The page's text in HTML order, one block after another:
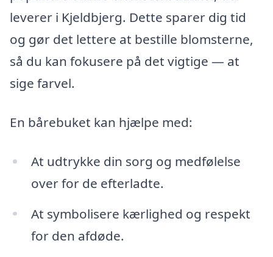
leverer i Kjeldbjerg. Dette sparer dig tid
og gør det lettere at bestille blomsterne,
så du kan fokusere på det vigtige — at
sige farvel.
En bårebuket kan hjælpe med:
At udtrykke din sorg og medfølelse
over for de efterladte.
At symbolisere kærlighed og respekt
for den afdøde.